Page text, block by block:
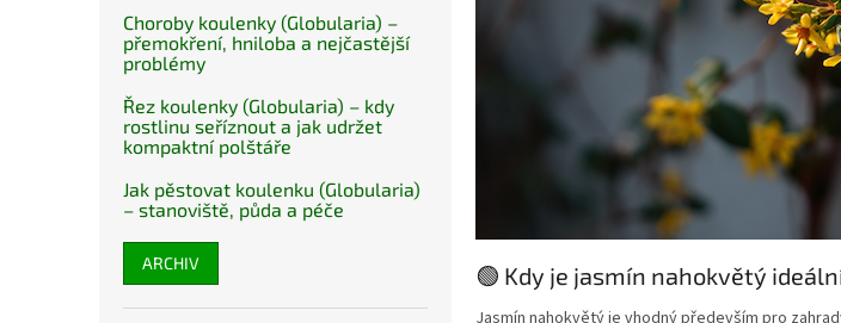
Choroby koulenky (Globularia) –
přemokření, hniloba a nejčastější
problémy
Řez koulenky (Globularia) – kdy
rostlinu seříznout a jak udržet
kompaktní polštáře
Jak pěstovat koulenku (Globularia)
– stanoviště, půda a péče
ARCHIV 🟢 Kdy je jasmín nahokvětý